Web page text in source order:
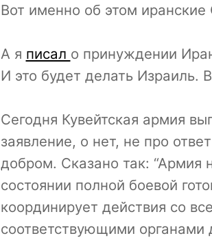
Вот именно об этом
А я писал о принуждении
И это будет делать
Сегодня Кувейтская армия
заявление, о нет, не про
добром. Сказано так: “Армия
состоянии полной боевой
координирует действия со
соответствующими органами